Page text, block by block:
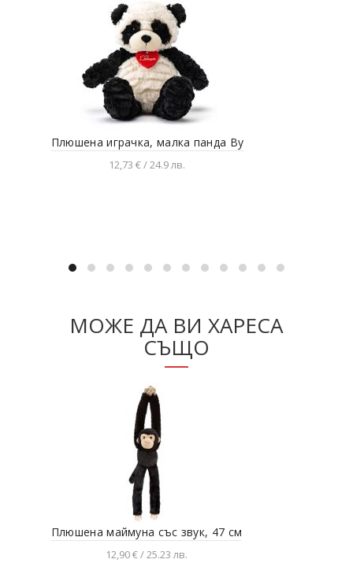
Плюшена играчка, малка панда Ву
12,73 € / 24.9 лв.
МОЖЕ ДА ВИ ХАРЕСА
СЪЩО
Плюшена маймуна със звук, 47 см
12,90 € / 25.23 лв.